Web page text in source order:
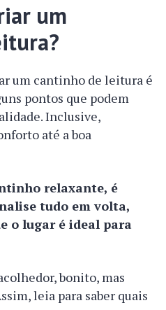
um
um cantinho de leitura é
pontos que podem
Inclusive,
até a boa
relaxante, é
tudo em volta,
o lugar é ideal para
bonito, mas
leia para saber quais